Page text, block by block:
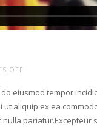
OFF
SHOWROOM
eiusmod tempor
aliquip ex ea
nulla pariatur.Excepteur